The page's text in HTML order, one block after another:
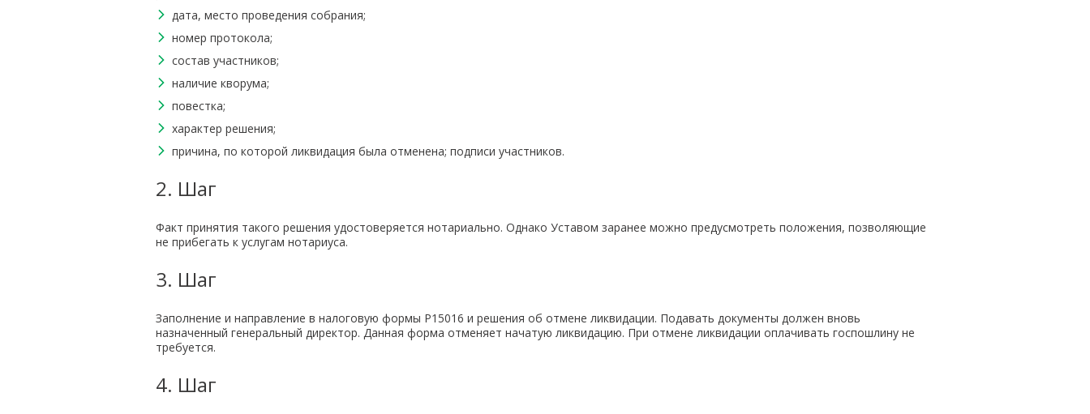
дата, место проведения собрания;
номер протокола;
состав участников;
наличие кворума;
повестка;
характер решения;
причина, по которой ликвидация была отменена; подписи участников.
2. Шаг
Факт принятия такого решения удостоверяется нотариально. Однако Уставом заранее можно предусмотреть положения, позволяющие
не прибегать к услугам нотариуса.
3. Шаг
Заполнение и направление в налоговую формы Р15016 и решения об отмене ликвидации. Подавать документы должен вновь
назначенный генеральный директор. Данная форма отменяет начатую ликвидацию. При отмене ликвидации оплачивать госпошлину не
требуется.
4. Шаг